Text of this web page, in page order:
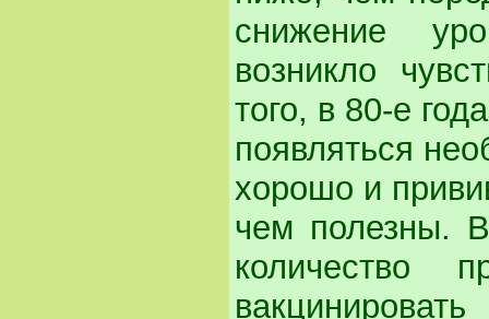
снижение
возникло
того, в 80-е
появляться
хорошо и
чем полезны.
количество